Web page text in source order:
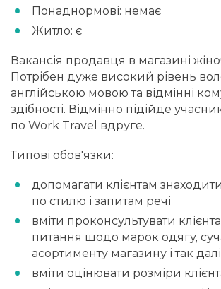
Понаднормові: немає
Житло: є
Вакансія продавця в магазині
Потрібен дуже високий рівень
англійською мовою та відмінні
здібності. Відмінно підійде
по Work Travel вдруге.
Типові обов'язки:
допомагати клієнтам знаходити
по стилю і запитам речі
вміти проконсультувати
питання щодо марок одягу,
асортименту магазину і так далі
вміти оцінювати розміри